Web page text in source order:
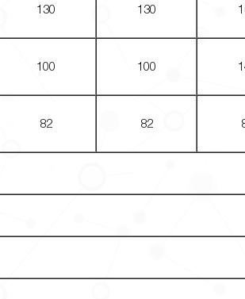
130 130
100 100
82 82